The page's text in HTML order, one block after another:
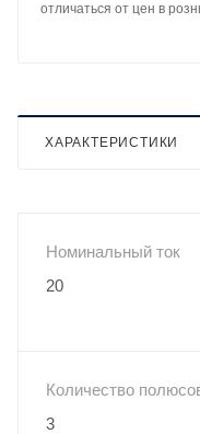
отличаться от цен в
ХАРАКТЕРИСТИКИ
Номинальный ток
20
Количество
3